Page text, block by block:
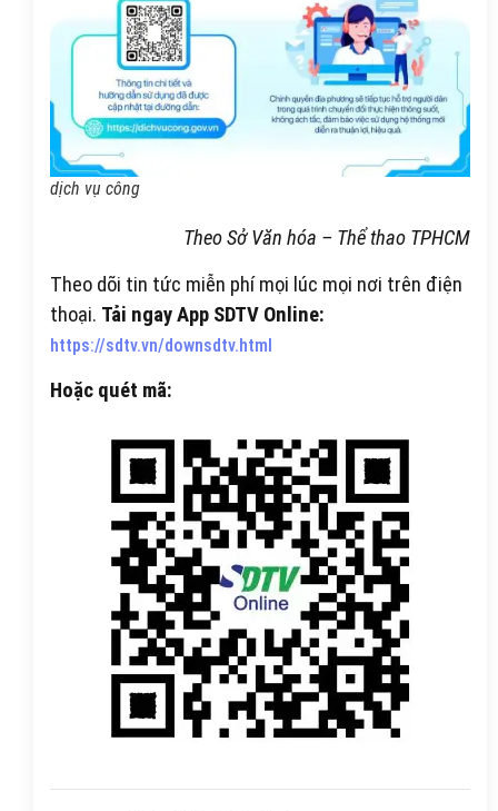
dịch vụ công
Theo Sở Văn hóa – Thể thao TPHCM
Theo dõi tin tức miễn phí mọi lúc mọi nơi trên điện
thoại. Tải ngay App SDTV Online:
https://sdtv.vn/downsdtv.html
Hoặc quét mã: